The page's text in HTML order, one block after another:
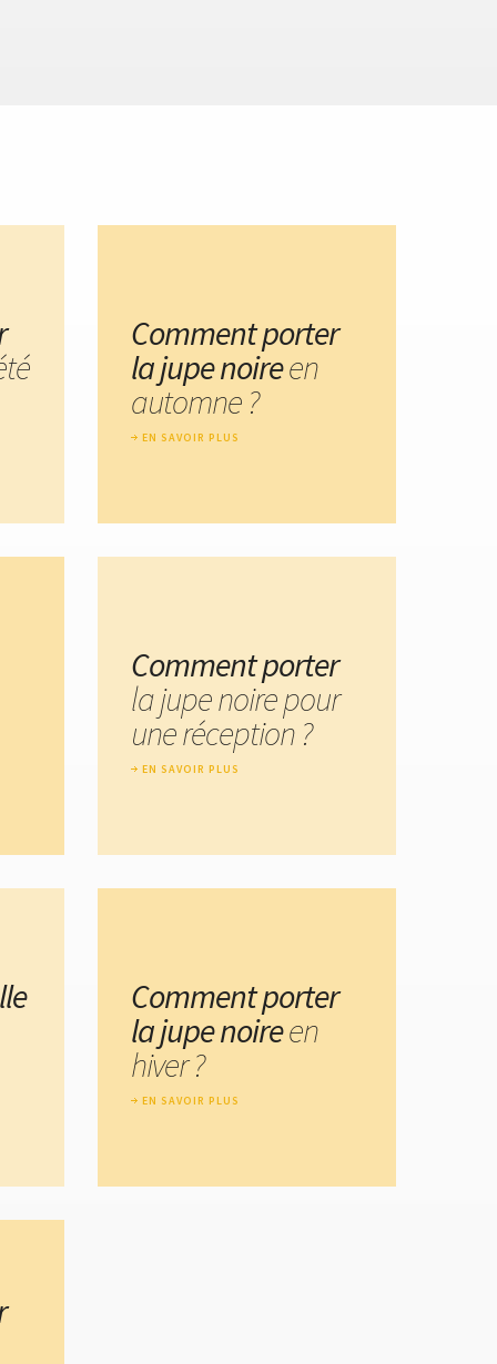
Comment porter
la jupe noireen
automne ?
EN SAVOIR PLUS
Comment porter
la jupe noire pour
une réception ?
EN SAVOIR PLUS
Comment porter
la jupe noireen
hiver ?
EN SAVOIR PLUS